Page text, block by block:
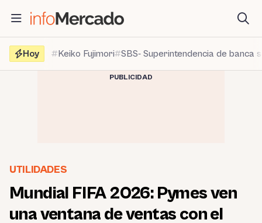
contenido
Hoy
Keiko Fujimori SBS- Superintendencia de banca
PUBLICIDAD
UTILIDADES
Mundial FIFA 2026: Pymes ven
una ventana de ventas con el